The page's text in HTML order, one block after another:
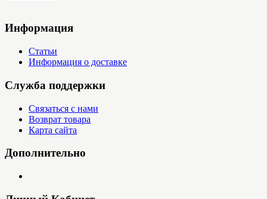
Информация
Статьи
Информация о доставке
Служба поддержки
Связаться с нами
Возврат товара
Карта сайта
Дополнительно